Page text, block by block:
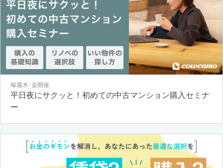
毎週木･金開催
平日夜にサクッと！初めての中古マンション購入セミナ
ー